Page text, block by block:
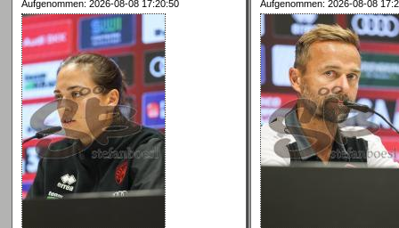
Aufgenommen: 2026-08-08 17:20:50
Aufgenommen: 2026-08-08